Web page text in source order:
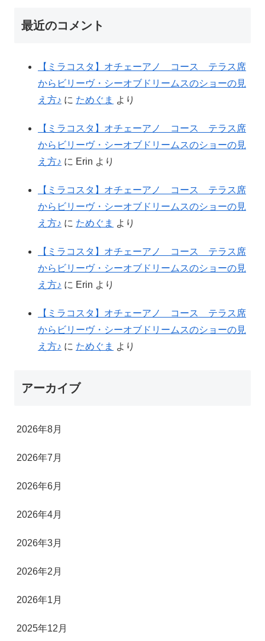
最近のコメント
【ミラコスタ】オチェーアノ コース テラス席
からビリーヴ・シーオブドリームスのショーの見
え方♪ に ためぐま より
【ミラコスタ】オチェーアノ コース テラス席
からビリーヴ・シーオブドリームスのショーの見
え方♪ に Erin より
【ミラコスタ】オチェーアノ コース テラス席
からビリーヴ・シーオブドリームスのショーの見
え方♪ に ためぐま より
【ミラコスタ】オチェーアノ コース テラス席
からビリーヴ・シーオブドリームスのショーの見
え方♪ に Erin より
【ミラコスタ】オチェーアノ コース テラス席
からビリーヴ・シーオブドリームスのショーの見
え方♪ に ためぐま より
アーカイブ
2026年8月
2026年7月
2026年6月
2026年4月
2026年3月
2026年2月
2026年1月
2025年12月